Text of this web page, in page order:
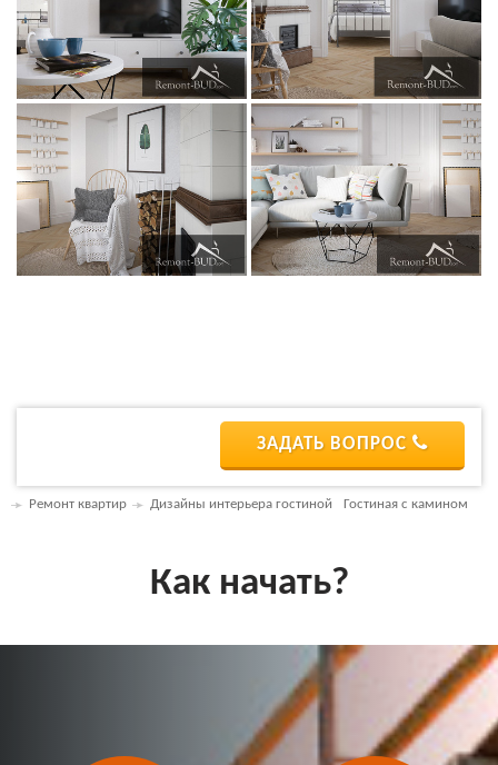
ЗАДАТЬ ВОПРОС
Ремонт квартир Дизайны интерьера гостиной Гостиная с камином
Как начать?